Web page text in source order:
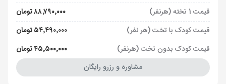
قیمت 1 تخته (هرنفر)
۸۸٬۷۹۰٬۰۰۰ تومان
قیمت کودک با تخت (هر نفر)
۵۴٬۴۹۰٬۰۰۰ تومان
قیمت کودک بدون تخت (هرنفر)
۴۵٬۵۰۰٬۰۰۰ تومان
مشاوره و رزرو رایگان